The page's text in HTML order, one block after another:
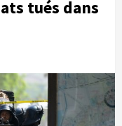
tués dans